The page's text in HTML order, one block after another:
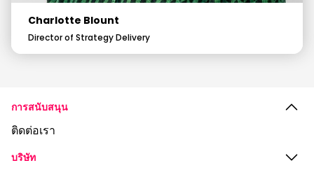
Charlotte Blount
Director of Strategy Delivery
การสนับสนุน
ติดต่อเรา
บริษัท